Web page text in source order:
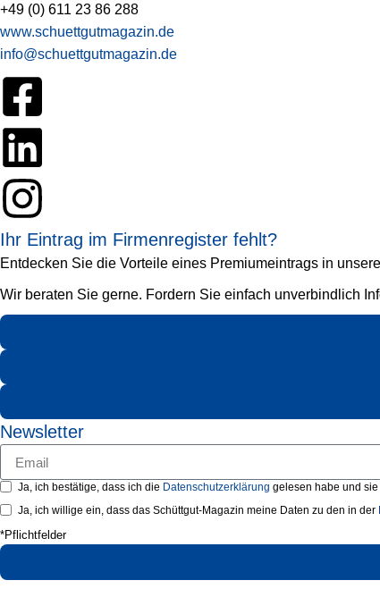
+49 (0) 611 23 86 288
www.schuettgutmagazin.de
info@schuettgutmagazin.de
Ihr Eintrag im Firmenregister fehlt?
Entdecken Sie die Vorteile eines Premiumeintrags in
Wir beraten Sie gerne. Fordern Sie einfach unverbindlich
Newsletter
Ja, ich bestätige, dass ich die Datenschutzerklärung gelesen habe und
Ja, ich willige ein, dass das Schüttgut-Magazin meine Daten zu den in der
*Pflichtfelder